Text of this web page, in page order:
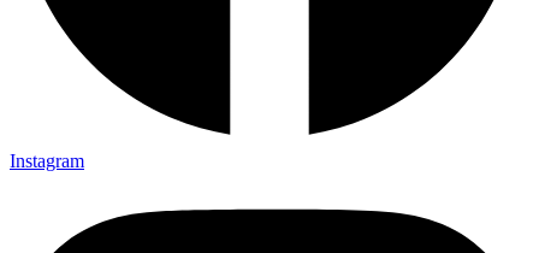
Instagram